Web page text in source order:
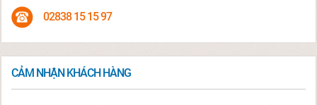
02838 15 15 97
CẢM NHẬN KHÁCH HÀNG